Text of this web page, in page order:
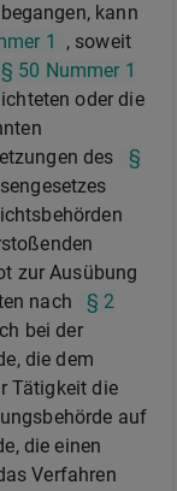
kann
1
, soweit
§ 50 Nummer 1
oder die
des
§
zur Ausübung
nach
§ 2
bei der
die dem
Tätigkeit die
auf
die einen
Verfahren